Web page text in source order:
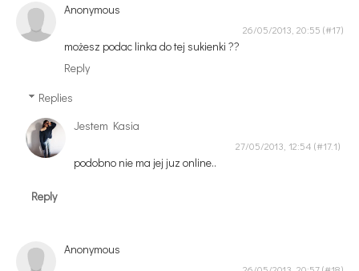
Anonymous
26/05/2013, 20:55
możesz podac linka do tej sukienki ??
Reply
Replies
Jestem Kasia
27/05/2013, 12:54
podobno nie ma jej juz online..
Reply
Anonymous